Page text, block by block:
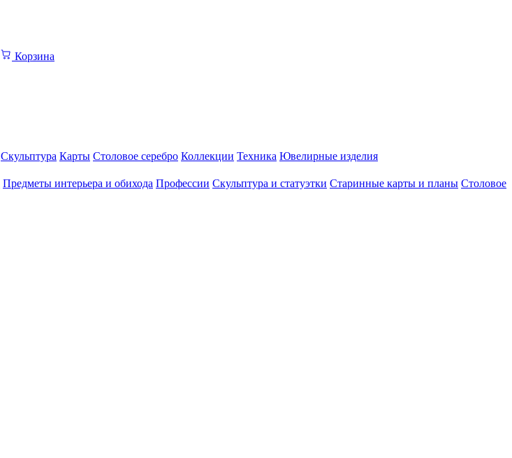
Корзина
Скульптура Карты Столовое серебро Коллекции Техника Ювелирные изделия
Предметы интерьера и обихода Профессии Скульптура и статуэтки Старинные карты и планы Столовое